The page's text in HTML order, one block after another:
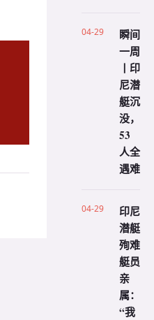
04-29
瞬间
一周
丨印
尼潜
艇沉
没，
53
人全
遇难
04-29
印尼
潜艇
殉难
艇员
亲
属：
“我